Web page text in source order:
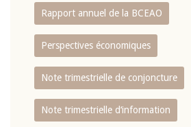
Rapport annuel de la BCEAO
Perspectives économiques
Note trimestrielle de conjoncture
Note trimestrielle d‘information